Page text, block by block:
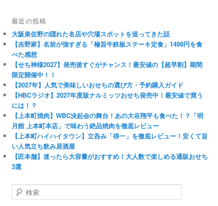
最近の投稿
大阪泉佐野の隠れた名店や穴場スポットを巡ってきた話
【吉野家】名前が強すぎる「極旨牛鉄板ステーキ定食」1498円を食
べた感想
【せち神様2027】発売後すぐがチャンス！最安値の【超早割】期間
限定開催中！！
【2027年】人気で美味しいおせちの選び方・予約購入ガイド
【HBCラジオ】2027年度版ナルミッツおせち発売中！最安値で買う
には！？
【上本町焼肉】WBC決起会の舞台！あの大谷翔平も食べた！？「明
月館 上本町本店」で味わう絶品焼肉を徹底レビュー
【上本町ハイハイタウン】立呑み「得一」を徹底レビュー！安くて旨
い人気立ち飲み居酒屋
【匠本舗】迷ったら大容量がおすすめ！大人数で楽しめる通販おせち
3選
検
索